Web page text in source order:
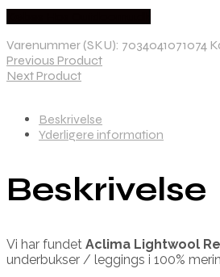
Varenummer (SKU): 7034041071074
Previous Product
Next Product
Beskrivelse
Yderligere information
Beskrivelse
Vi har fundet Aclima Lightwool
underbukser / leggings i 100%